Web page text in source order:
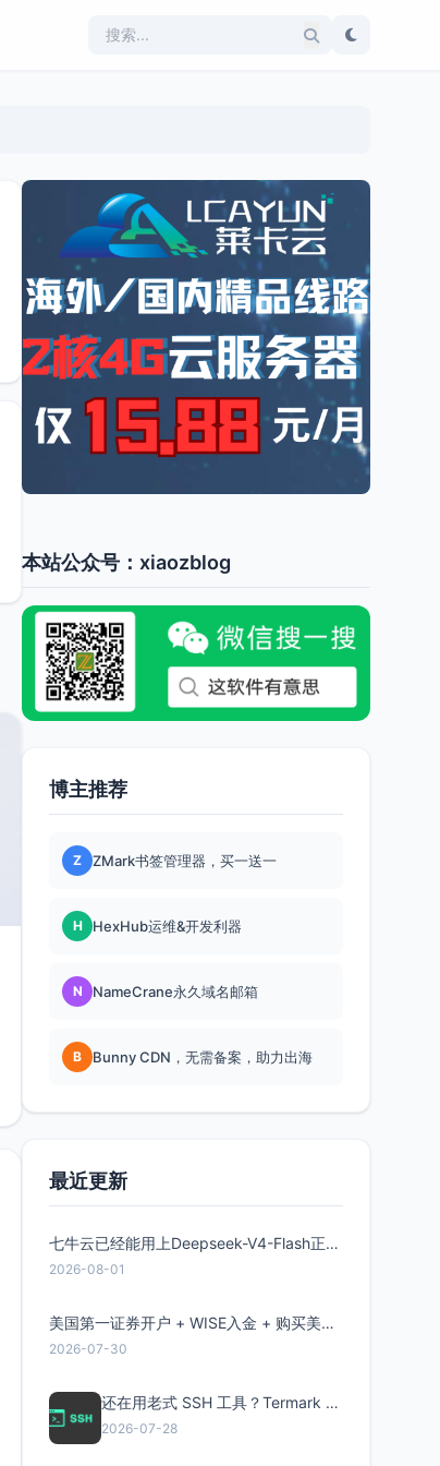
本站公众号：xiaozblog
博主推荐
Z ZMark书签管理器，买一送一
H HexHub运维&开发利器
N NameCrane永久域名邮箱
B Bunny CDN，无需备案，助力出海
最近更新
七牛云已经能用上Deepseek-V4-Flash正式版了，点此领取300万Token
2026-08-01
美国第一证券开户 + WISE入金 + 购买美股全流程分享
2026-07-30
还在用老式 SSH 工具？Termark 新一代跨平台智能SSH客户端了解一下
2026-07-28